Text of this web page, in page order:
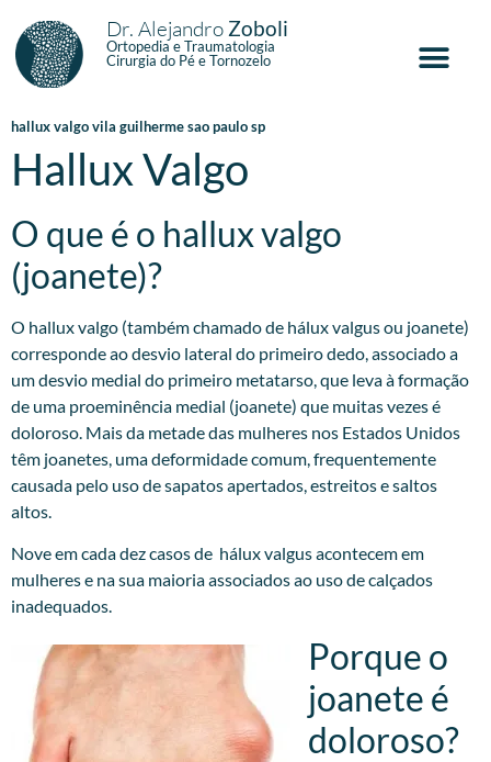
Dr. Alejandro Zoboli
Ortopedia e Traumatologia
Cirurgia do Pé e Tornozelo
hallux valgo vila guilherme sao paulo sp
Hallux Valgo
O que é o hallux valgo
(joanete)?
O hallux valgo (também chamado de hálux valgus ou joanete)
corresponde ao desvio lateral do primeiro dedo, associado a
um desvio medial do primeiro metatarso, que leva à formação
de uma proeminência medial (joanete) que muitas vezes é
doloroso. Mais da metade das mulheres nos Estados Unidos
têm joanetes, uma deformidade comum, frequentemente
causada pelo uso de sapatos apertados, estreitos e saltos
altos.
Nove em cada dez casos de hálux valgus acontecem em
mulheres e na sua maioria associados ao uso de calçados
inadequados.
Porque o
joanete é
doloroso?